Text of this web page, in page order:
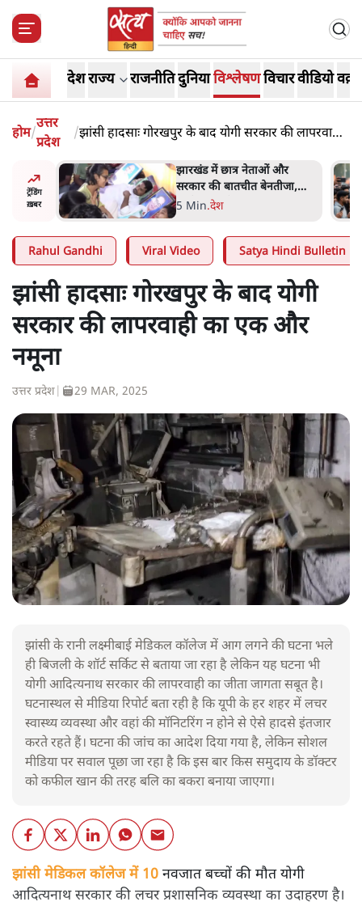
देशराज्य राजनीतिदुनियाविश्लेषणविचारवीडियो
होम/
उत्तर
प्रदेश
/झांसी हादसाः गोरखपुर के बाद योगी सरकार की लापरवाही
ट्रेंडिंग
ख़बर
' अंडों
सेनानी
झारखंड में छात्र नेताओं और
सरकार की बातचीत बेनतीजा,
आंदोलन जारी
5 Min.देश
Rahul Gandhi Viral Video Satya Hindi Bulletin
झांसी हादसाः गोरखपुर के बाद योगी
सरकार की लापरवाही का एक और
नमूना
उत्तर प्रदेश 29 MAR, 2025
झांसी के रानी लक्ष्मीबाई मेडिकल कॉलेज में आग लगने की घटना भले
ही बिजली के शॉर्ट सर्किट से बताया जा रहा है लेकिन यह घटना भी
योगी आदित्यनाथ सरकार की लापरवाही का जीता जागता सबूत है।
घटनास्थल से मीडिया रिपोर्ट बता रही है कि यूपी के हर शहर में लचर
स्वास्थ्य व्यवस्था और वहां की मॉनिटरिंग न होने से ऐसे हादसे इंतजार
करते रहते हैं। घटना की जांच का आदेश दिया गया है, लेकिन सोशल
मीडिया पर सवाल पूछा जा रहा है कि इस बार किस समुदाय के डॉक्टर
को कफील खान की तरह बलि का बकरा बनाया जाएगा।
झांसी मेडिकल कॉलेज में 10 नवजात बच्चों की मौत योगी
आदित्यनाथ सरकार की लचर प्रशासनिक व्यवस्था का उदाहरण है।